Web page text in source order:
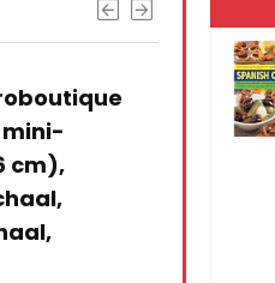
plank,
kleine